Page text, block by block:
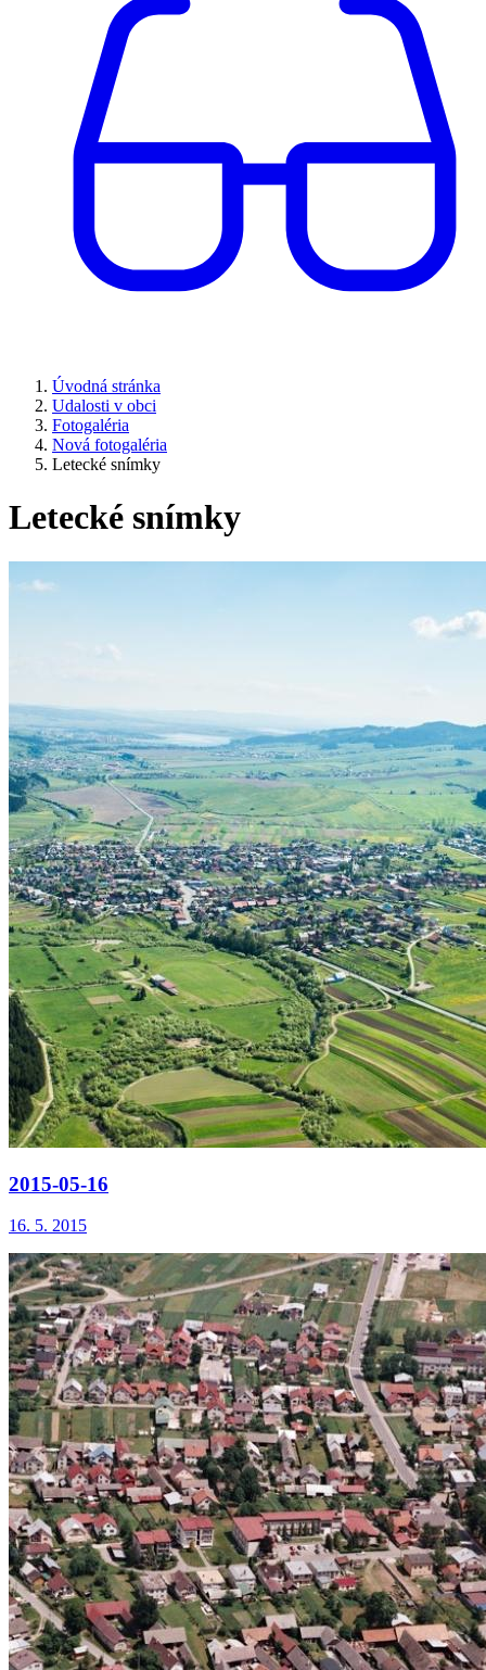
Úvodná stránka
Udalosti v obci
Fotogaléria
Nová fotogaléria
Letecké snímky
Letecké snímky
2015-05-16
16. 5. 2015